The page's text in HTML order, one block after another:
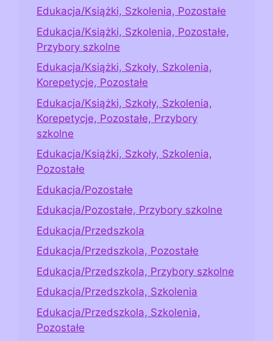
Edukacja/Książki, Szkolenia, Pozostałe
Edukacja/Książki, Szkolenia, Pozostałe,
Przybory szkolne
Edukacja/Książki, Szkoły, Szkolenia,
Korepetycje, Pozostałe
Edukacja/Książki, Szkoły, Szkolenia,
Korepetycje, Pozostałe, Przybory
szkolne
Edukacja/Książki, Szkoły, Szkolenia,
Pozostałe
Edukacja/Pozostałe
Edukacja/Pozostałe, Przybory szkolne
Edukacja/Przedszkola
Edukacja/Przedszkola, Pozostałe
Edukacja/Przedszkola, Przybory szkolne
Edukacja/Przedszkola, Szkolenia
Edukacja/Przedszkola, Szkolenia,
Pozostałe